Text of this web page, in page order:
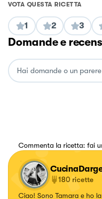
VOTA QUESTA RICETTA
1 2 3
Domande e
Commenta la ricetta: fai
180 ricette
Ciao! Sono Tamara e ho